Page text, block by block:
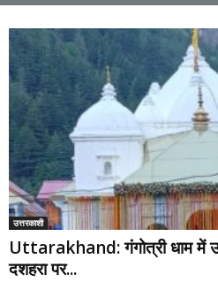
उत्तरकाशी
Uttarakhand: गंगोत्री धाम में
दशहरा पर...